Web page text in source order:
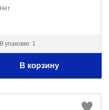
Нет
В упаковке: 1
В корзину